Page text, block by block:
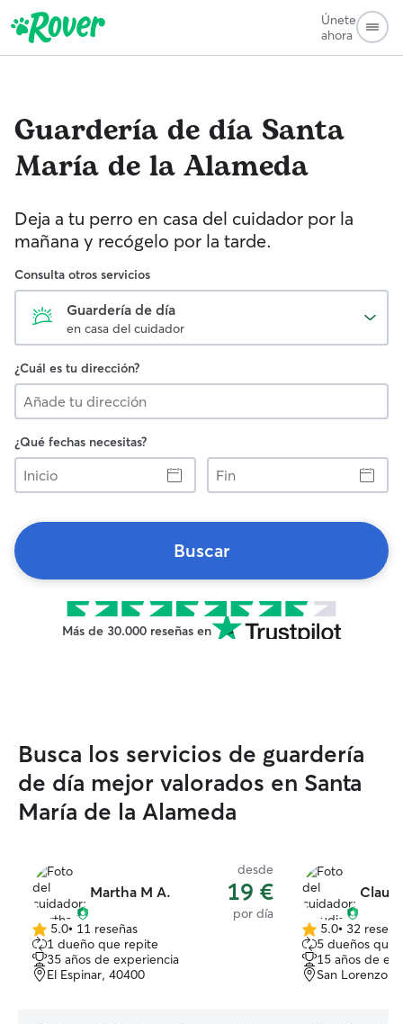
Únete
ahora
Guardería de día Santa
María de la Alameda
Deja a tu perro en casa del cuidador por la
mañana y recógelo por la tarde.
Consulta otros servicios
Guardería de día
en casa del cuidador
¿Cuál es tu dirección?
¿Qué fechas necesitas?
Inicio
Fin
Buscar
Más de 30.000 reseñas en
Busca los servicios de guardería
de día mejor valorados en Santa
María de la Alameda
Martha M A.
desde
19 €
por día
5.0
de
5
estrellas
5.0• 11 reseñas
1 dueño que repite
35 años de experiencia
El Espinar, 40400
5.0
de
5
estrellas
5.0• 32
5 dueños que
15 años de
San Lorenzo